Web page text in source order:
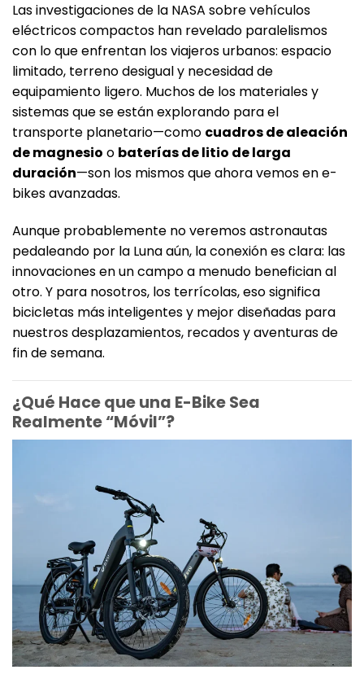
Las investigaciones de la NASA sobre vehículos
eléctricos compactos han revelado paralelismos
con lo que enfrentan los viajeros urbanos: espacio
limitado, terreno desigual y necesidad de
equipamiento ligero. Muchos de los materiales y
sistemas que se están explorando para el
transporte planetario—como cuadros de aleación
de magnesio o baterías de litio de larga
duración—son los mismos que ahora vemos en e-
bikes avanzadas.
Aunque probablemente no veremos astronautas
pedaleando por la Luna aún, la conexión es clara: las
innovaciones en un campo a menudo benefician al
otro. Y para nosotros, los terrícolas, eso significa
bicicletas más inteligentes y mejor diseñadas para
nuestros desplazamientos, recados y aventuras de
fin de semana.
¿Qué Hace que una E-Bike Sea
Realmente “Móvil”?